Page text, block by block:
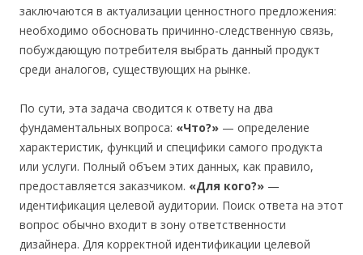
заключаются в актуализации ценностного предложения:
необходимо обосновать причинно-следственную связь,
побуждающую потребителя выбрать данный продукт
среди аналогов, существующих на рынке.
По сути, эта задача сводится к ответу на два
фундаментальных вопроса: «Что?» — определение
характеристик, функций и специфики самого продукта
или услуги. Полный объем этих данных, как правило,
предоставляется заказчиком. «Для кого?» —
идентификация целевой аудитории. Поиск ответа на этот
вопрос обычно входит в зону ответственности
дизайнера. Для корректной идентификации целевой